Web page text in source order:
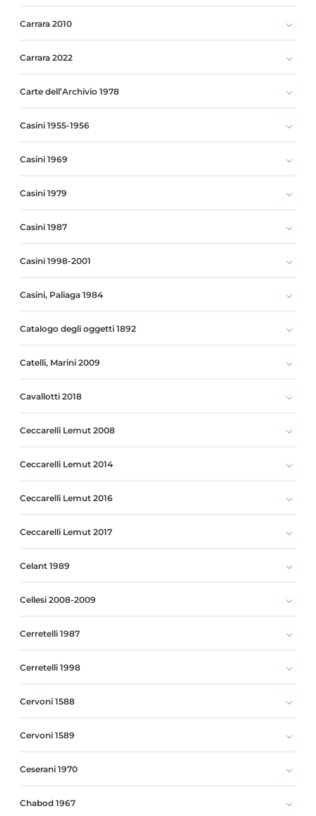
Carrara 2010
Carrara 2022
Carte dell’Archivio 1978
Casini 1955-1956
Casini 1969
Casini 1979
Casini 1987
Casini 1998-2001
Casini, Paliaga 1984
Catalogo degli oggetti 1892
Catelli, Marini 2009
Cavallotti 2018
Ceccarelli Lemut 2008
Ceccarelli Lemut 2014
Ceccarelli Lemut 2016
Ceccarelli Lemut 2017
Celant 1989
Cellesi 2008-2009
Cerretelli 1987
Cerretelli 1998
Cervoni 1588
Cervoni 1589
Ceserani 1970
Chabod 1967